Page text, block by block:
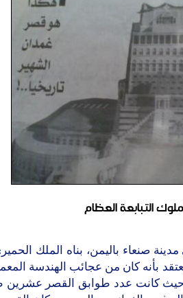
التبابعة العظام
صنعاء باليمن، بناه الملك
بأنه كان من عجائب الهندسة
حيث كانت عدد طوابق القصر عشرين